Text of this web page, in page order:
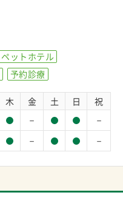
ペットホテル
予約診療
木 金 土 日 祝
－ －
－ －